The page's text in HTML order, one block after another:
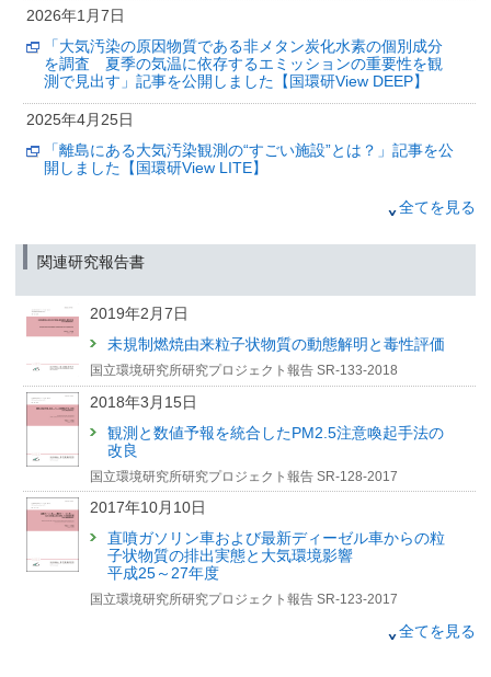
「離島にある大気汚染観測の“すごい施設”とは？」記事を公
開しました【国環研View LITE】
2025年4月1日
内出張レポート vol.1（後編）」記事を公開しました【国環
研View DEEP】
2025年3月31日
「福江島の大気環境観測施設を訪れました！事務職員の国
内出張レポート vol.1（前編）」記事を公開しました【国環
2026年1月7日
「大気汚染の原因物質である非メタン炭化水素の個別成分
を調査 夏季の気温に依存するエミッションの重要性を観
測で見出す」記事を公開しました【国環研View DEEP】
2025年4月25日
「離島にある大気汚染観測の“すごい施設”とは？」記事を公
開しました【国環研View LITE】
内出張レポート vol.1（後編）」記事を公開しました【国環
研View DEEP】
2025年3月31日
「福江島の大気環境観測施設を訪れました！事務職員の国
内出張レポート vol.1（前編）」記事を公開しました【国環
研View DEEP】
2024年8月29日
「地球温暖化だけでは日本の降水量は決まらない？」記事
を公開しました【国環研View LITE】
2022年6月30日
気候変動対策による共便益効果
—水銀排出削減と水俣条約への貢献—
特集 脱炭素社会に向けて大きく舵を切った世界
【研究ノート】
全てを見る
関連研究報告書
2019年2月7日
未規制燃焼由来粒子状物質の動態解明と毒性評価
国立環境研究所研究プロジェクト報告 SR-133-2018
2018年3月15日
観測と数値予報を統合したPM2.5注意喚起手法の
改良
国立環境研究所研究プロジェクト報告 SR-128-2017
2017年10月10日
直噴ガソリン車および最新ディーゼル車からの粒
子状物質の排出実態と大気環境影響
平成25～27年度
国立環境研究所研究プロジェクト報告 SR-123-2017
全てを見る